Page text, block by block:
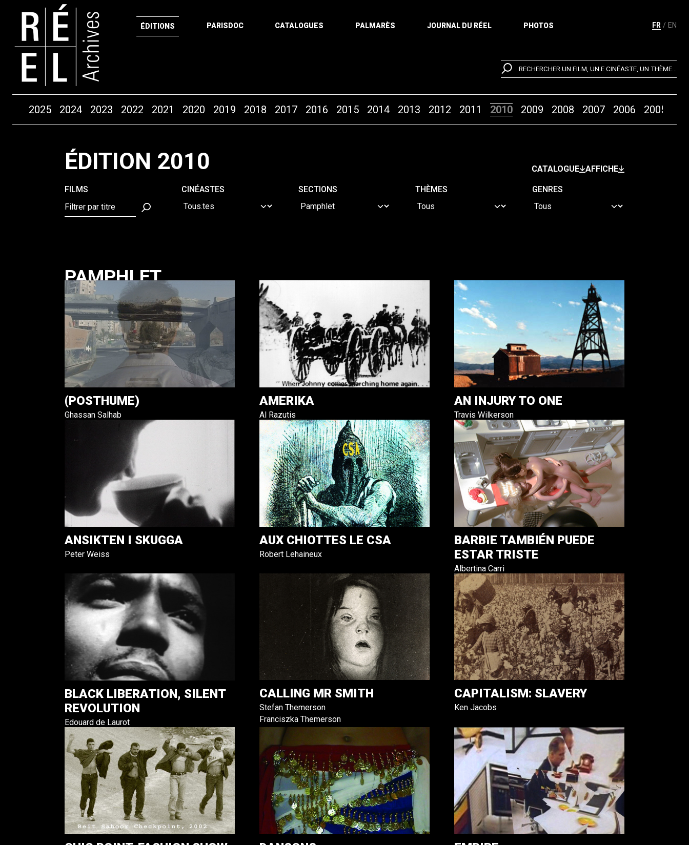
FR EN
ÉDITIONS PARISDOC CATALOGUES PALMARÈS JOURNAL DU RÉEL PHOTOS
RECHERCHER UN FILM, UN.E CINÉASTE, UN THÈME...
Années2025 2024 2023 2022 2021 2020 2019 2018 2017 2016 2015 2014 2013 2012 2011 2010 2009 2008 2007 2006 2005
ÉDITION 2010 CATALOGUE AFFICHE
FILMS CINÉASTES SECTIONS THÈMES GENRES
PAMPHLET
(POSTHUME)
Ghassan Salhab
AMERIKA
Al Razutis
AN INJURY TO ONE
Travis Wilkerson
ANSIKTEN I SKUGGA
Peter Weiss
AUX CHIOTTES LE CSA
Robert Lehaineux
BARBIE TAMBIÉN PUEDE
ESTAR TRISTE
Albertina Carri
BLACK LIBERATION, SILENT
REVOLUTION
Edouard de Laurot
CALLING MR SMITH
Stefan Themerson
Franciszka Themerson
CAPITALISM: SLAVERY
Ken Jacobs